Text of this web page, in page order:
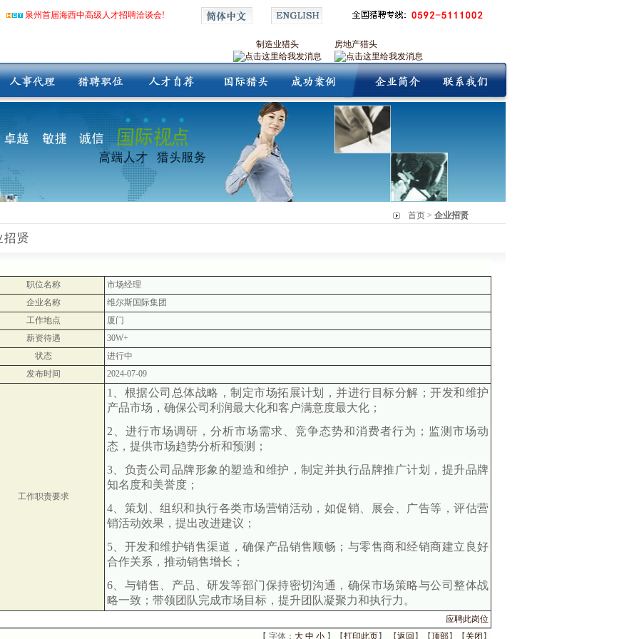
泉州首届海西中高级人才招聘洽谈会!
制造业猎头 房地产猎头
首页 > 企业招贤
职位名称
市场经理
企业名称
维尔斯国际集团
工作地点
厦门
薪资待遇
30W+
状态
进行中
发布时间
2024-07-09
工作职责要求
1、根据公司总体战略，制定市场拓展计划，并进行目标分解；开发和维护
产品市场，确保公司利润最大化和客户满意度最大化；
2、进行市场调研，分析市场需求、竞争态势和消费者行为；监测市场动
态，提供市场趋势分析和预测；
3、负责公司品牌形象的塑造和维护，制定并执行品牌推广计划，提升品牌
知名度和美誉度；
4、策划、组织和执行各类市场营销活动，如促销、展会、广告等，评估营
销活动效果，提出改进建议；
5、开发和维护销售渠道，确保产品销售顺畅；与零售商和经销商建立良好
合作关系，推动销售增长；
6、与销售、产品、研发等部门保持密切沟通，确保市场策略与公司整体战
略一致；带领团队完成市场目标，提升团队凝聚力和执行力。
应聘此岗位
【 字体： 大 中 小 】【打印此页】 【返回 】【顶部】【 关闭 】